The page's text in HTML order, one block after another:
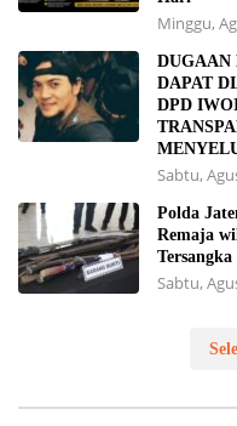
Minggu,
DUGAAN
DAPAT
DPD
Sabtu,
Polda
Remaja
Sabtu,